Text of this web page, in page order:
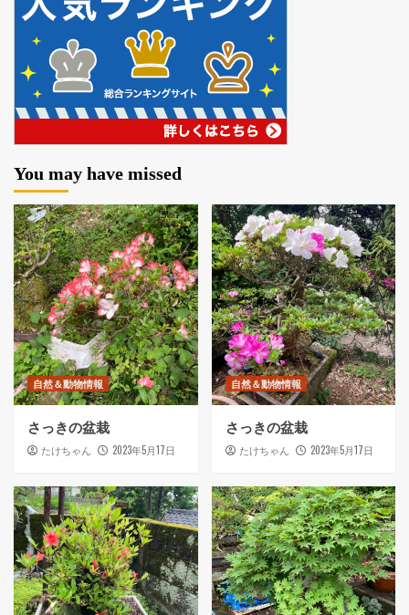
You may have missed
自然＆動物情報
さっきの盆栽
たけちゃん 2023年5月17日
自然＆動物情報
さっきの盆栽
たけちゃん 2023年5月17日